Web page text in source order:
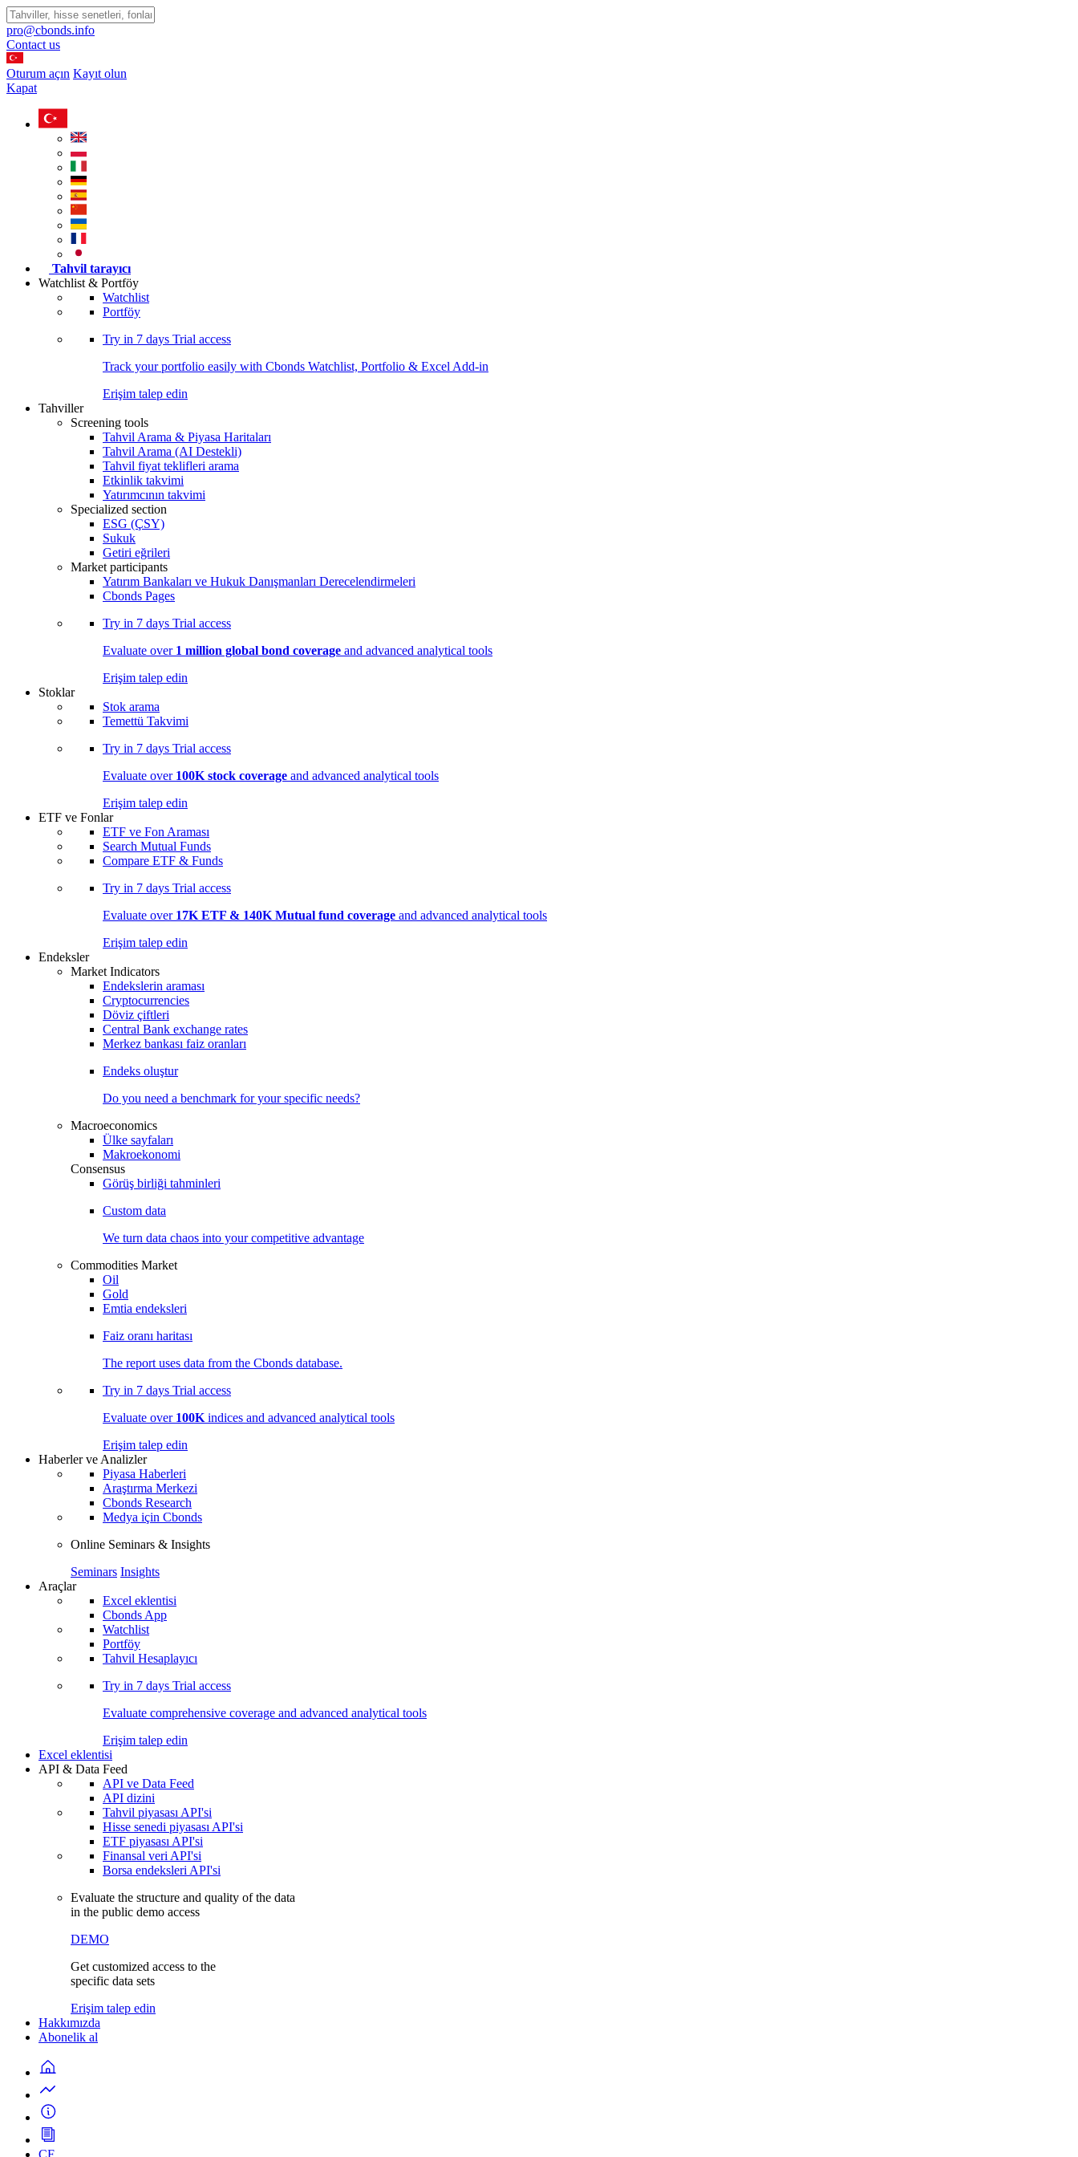
pro@cbonds.info
Contact us
Oturum açın Kayıt olun
Kapat
Tahvil tarayıcı
Watchlist & Portföy
Watchlist
Portföy
Try in 7 days Trial access
Track your portfolio easily with Cbonds Watchlist, Portfolio & Excel Add-in
Erişim talep edin
Tahviller
Screening tools
Tahvil Arama & Piyasa Haritaları
Tahvil Arama (AI Destekli)
Tahvil fiyat teklifleri arama
Etkinlik takvimi
Yatırımcının takvimi
Specialized section
ESG (ÇSY)
Sukuk
Getiri eğrileri
Market participants
Yatırım Bankaları ve Hukuk Danışmanları Derecelendirmeleri
Cbonds Pages
Try in 7 days Trial access
Evaluate over 1 million global bond coverage and advanced analytical tools
Erişim talep edin
Stoklar
Stok arama
Temettü Takvimi
Try in 7 days Trial access
Evaluate over 100K stock coverage and advanced analytical tools
Erişim talep edin
ETF ve Fonlar
ETF ve Fon Araması
Search Mutual Funds
Compare ETF & Funds
Try in 7 days Trial access
Evaluate over 17K ETF & 140K Mutual fund coverage and advanced analytical tools
Erişim talep edin
Endeksler
Market Indicators
Endekslerin araması
Cryptocurrencies
Döviz çiftleri
Central Bank exchange rates
Merkez bankası faiz oranları
Endeks oluştur
Do you need a benchmark for your specific needs?
Macroeconomics
Ülke sayfaları
Makroekonomi
Consensus
Görüş birliği tahminleri
Custom data
We turn data chaos into your competitive advantage
Commodities Market
Oil
Gold
Emtia endeksleri
Faiz oranı haritası
The report uses data from the Cbonds database.
Try in 7 days Trial access
Evaluate over 100K indices and advanced analytical tools
Erişim talep edin
Haberler ve Analizler
Piyasa Haberleri
Araştırma Merkezi
Cbonds Research
Medya için Cbonds
Online Seminars & Insights
Seminars Insights
Araçlar
Excel eklentisi
Cbonds App
Watchlist
Portföy
Tahvil Hesaplayıcı
Try in 7 days Trial access
Evaluate comprehensive coverage and advanced analytical tools
Erişim talep edin
Excel eklentisi
API & Data Feed
API ve Data Feed
API dizini
Tahvil piyasası API'si
Hisse senedi piyasası API'si
ETF piyasası API'si
Finansal veri API'si
Borsa endeksleri API'si
Evaluate the structure and quality of the data
in the public demo access
DEMO
Get customized access to the
specific data sets
Erişim talep edin
Hakkımızda
Abonelik al
CF